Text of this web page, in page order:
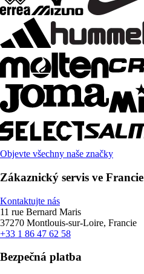
Objevte všechny naše značky
Zákaznický servis ve Francie
Kontaktujte nás
11 rue Bernard Maris
37270 Montlouis-sur-Loire, Francie
+33 1 86 47 62 58
Bezpečná platba